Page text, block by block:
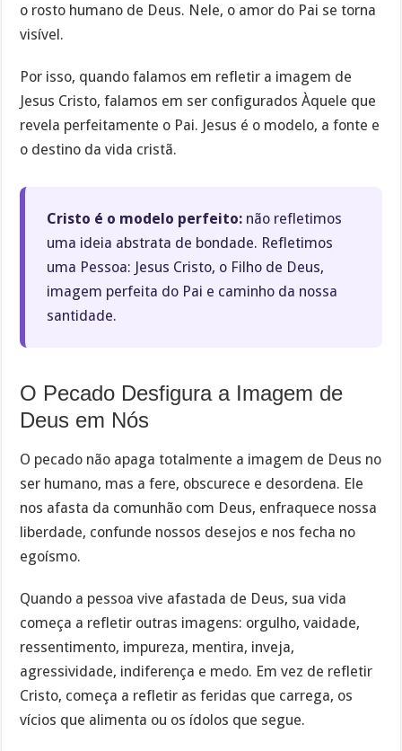
o rosto humano de Deus. Nele, o amor do Pai se torna
visível.
Por isso, quando falamos em refletir a imagem de
Jesus Cristo, falamos em ser configurados Àquele que
revela perfeitamente o Pai. Jesus é o modelo, a fonte e
o destino da vida cristã.
Cristo é o modelo perfeito: não refletimos
uma ideia abstrata de bondade. Refletimos
uma Pessoa: Jesus Cristo, o Filho de Deus,
imagem perfeita do Pai e caminho da nossa
santidade.
O Pecado Desfigura a Imagem de
Deus em Nós
O pecado não apaga totalmente a imagem de Deus no
ser humano, mas a fere, obscurece e desordena. Ele
nos afasta da comunhão com Deus, enfraquece nossa
liberdade, confunde nossos desejos e nos fecha no
egoísmo.
Quando a pessoa vive afastada de Deus, sua vida
começa a refletir outras imagens: orgulho, vaidade,
ressentimento, impureza, mentira, inveja,
agressividade, indiferença e medo. Em vez de refletir
Cristo, começa a refletir as feridas que carrega, os
vícios que alimenta ou os ídolos que segue.